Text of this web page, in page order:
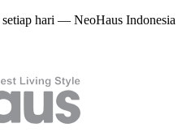
hari — NeoHaus Indonesia